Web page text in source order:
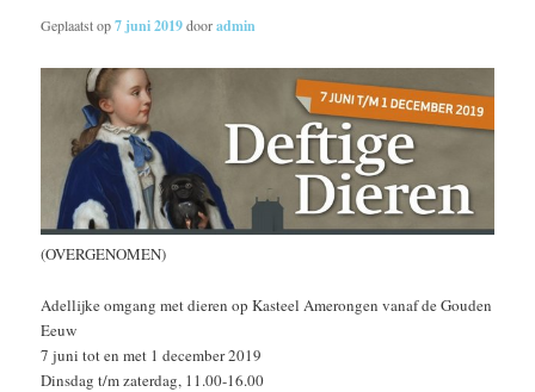
Geplaatst op7 juni 2019dooradmin
(OVERGENOMEN)
Adellijke omgang met dieren op Kasteel Amerongen vanaf de Gouden
Eeuw
7 juni tot en met 1 december 2019
Dinsdag t/m zaterdag, 11.00-16.00